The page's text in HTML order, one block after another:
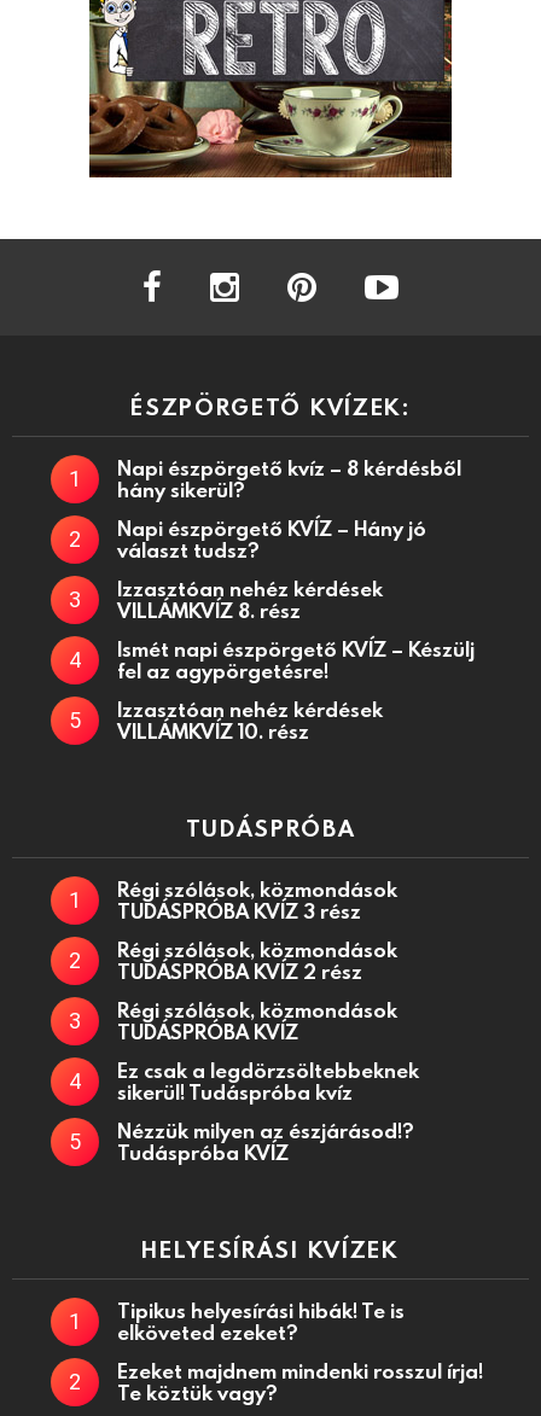
facebook instagram
ÉSZPÖRGETŐ KVÍZEK:
Napi észpörgető kvíz – 8 kérdésből
hány sikerül?
Napi észpörgető KVÍZ – Hány jó
választ tudsz?
Izzasztóan nehéz kérdések
VILLÁMKVÍZ 8. rész
Ismét napi észpörgető KVÍZ – Készülj
fel az agypörgetésre!
Izzasztóan nehéz kérdések
VILLÁMKVÍZ 10. rész
TUDÁSPRÓBA
Régi szólások, közmondások
TUDÁSPRÓBA KVÍZ 3 rész
Régi szólások, közmondások
TUDÁSPRÓBA KVÍZ 2 rész
Régi szólások, közmondások
TUDÁSPRÓBA KVÍZ
Ez csak a legdörzsöltebbeknek
sikerül! Tudáspróba kvíz
Nézzük milyen az észjárásod!?
Tudáspróba KVÍZ
HELYESÍRÁSI KVÍZEK
Tipikus helyesírási hibák! Te is
elköveted ezeket?
Ezeket majdnem mindenki rosszul írja!
Te köztük vagy?